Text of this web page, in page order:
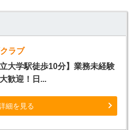
ラブ
立大学駅徒歩10分】業務未経験
歓迎！日...
細を見る